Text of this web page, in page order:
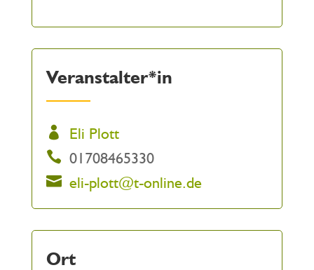
Veranstalter*in
Eli Plott
01708465330
eli-plott@t-online.de
Ort